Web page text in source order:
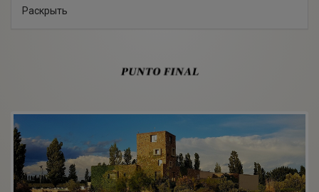
торговой марки, завоевавшей мировое признание.
полувека. Винодельня оснащена лучшим итальянским
оборудованием с автоматическим контролем
Богатый и индивидуальный вкус вин Ренасер,
обладающих изысканным ароматом и уникальным
стилем, позволили продукции завоевать множество
наград и занять достойное место на мировом рынке.
Раскрыть